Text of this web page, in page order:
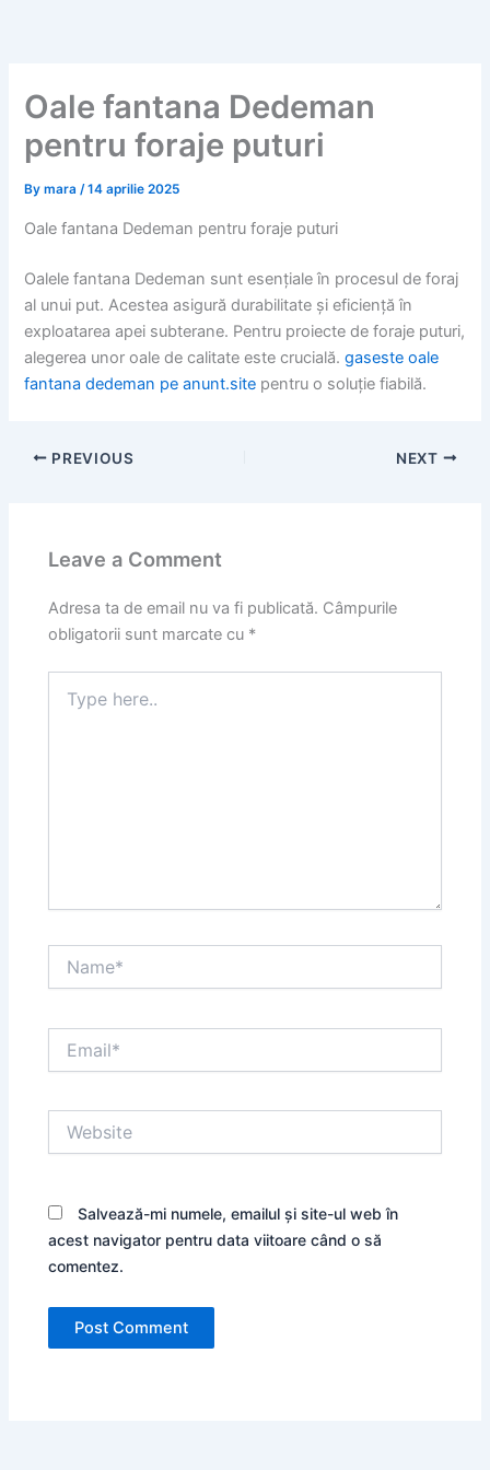
Oale fantana Dedeman
pentru foraje puturi
Bymara/14 aprilie 2025
Oale fantana Dedeman pentru foraje puturi
Oalele fantana Dedeman sunt esențiale în procesul de foraj
al unui put. Acestea asigură durabilitate și eficiență în
exploatarea apei subterane. Pentru proiecte de foraje puturi,
alegerea unor oale de calitate este crucială.gaseste oale
fantana dedeman pe anunt.site pentru o soluție fiabilă.
PREVIOUS NEXT
Leave a Comment
Adresa ta de email nu va fi publicată. Câmpurile
obligatorii sunt marcate cu *
here..
Salvează-mi numele, emailul și site-ul web în
acest navigator pentru data viitoare când o să
comentez.